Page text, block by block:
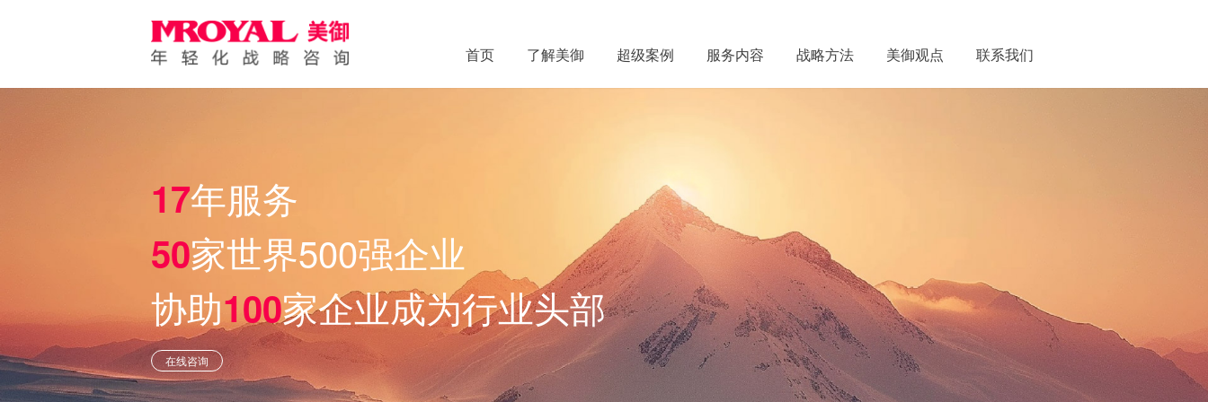
首页 了解美御 超级案例 服务内容 战略方法 美御观点 联系我们
创新“五位一体”的服务
一份投入，系统解决
在线咨询